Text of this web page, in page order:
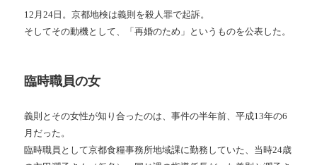
12月24日。京都地検は義則を殺人罪で起訴。
そしてその動機として、「再婚のため」というものを公表した。
臨時職員の女
義則とその女性が知り合ったのは、事件の半年前、平成13年の6
月だった。
臨時職員として京都食糧事務所地域課に勤務していた、当時24歳